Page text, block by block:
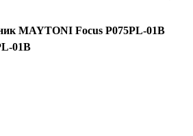
MAYTONI Focus P075PL-01B
01B